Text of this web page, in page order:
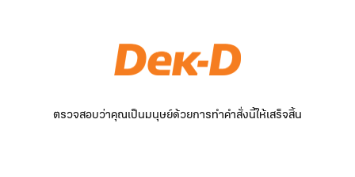
ตรวจสอบว่าคุณเป็นมนุษย์ด้วยการทำคำสั่งนี้ให้เสร็จสิ้น